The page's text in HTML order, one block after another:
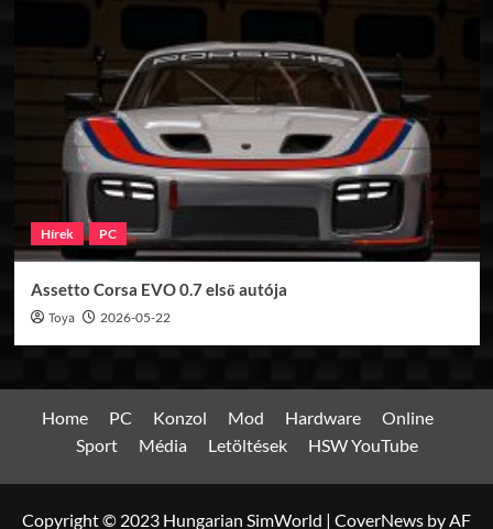
Hírek PC
Assetto Corsa EVO 0.7 első autója
Toya 2026-05-22
Home PC Konzol Mod Hardware
Online
Sport
Média Letöltések HSW YouTube
Copyright © 2023 Hungarian SimWorld | CoverNews by AF